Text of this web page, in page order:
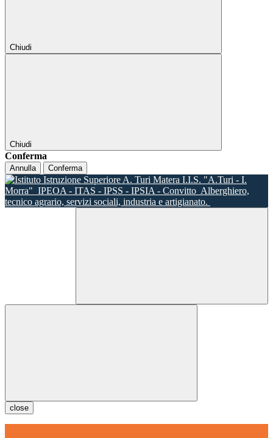
Chiudi
Chiudi
Conferma
Annulla Conferma
I.I.S. "A.Turi - I.
Morra" IPEOA - ITAS - IPSS - IPSIA - Convitto Alberghiero,
tecnico agrario, servizi sociali, industria e artigianato.
close